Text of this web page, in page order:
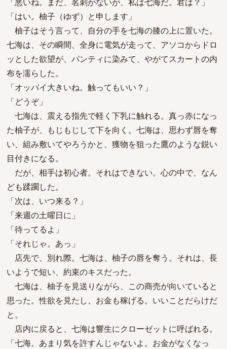
「はい。柚子（ゆず）と申します」
柚子はそう言って、自分の手を七海の膝の上に置いた。
七海は、その瞬間、全身に電気が走って、アソコからドロ
ッとした欲望が、パンティに染みて、やがてスカートの内
布を濡らした。
「オッパイ大きいね。触ってもいい？」
「どうぞ」
七海は、震える指先で軽く下乳に触れる。真っ赤になっ
た柚子が、もじもじして下を向く。七海は、思わず唇を奪
い、組み敷いてやろうかと、獲物を狙った鷹のような鋭い
目付きになる。
だが、相手は初心者。それはできない。心の中で、なん
ども蹂躙した。
「次は、いつ来る？」
「来週の土曜日に」
「待ってるよ」
「それじゃ。あっ」
店先で、別れ際。七海は、柚子の唇を奪う。それは、長
いようで短い、約束のキスだった。
七海は、柚子を見送りながら、この商売が向いていると
思った。性欲を見たし、お金も稼げる。いいことだらけだ
と。
店内に戻ると、七海は響生にクローゼットに呼ばれる。
「七海。あまり気を許すんじゃないよ。お金がなくなっ